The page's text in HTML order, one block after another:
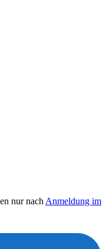
nur nach Anmeldung im